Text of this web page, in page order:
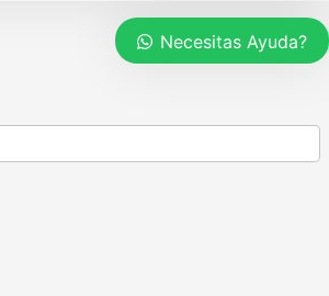
Necesitas Ayuda?